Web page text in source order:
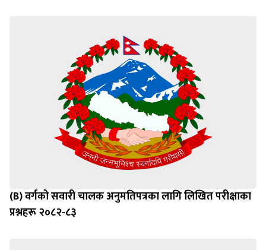
(B) वर्गको सवारी चालक अनुमतिपत्रका लागि लिखित परीक्षाका
प्रश्नहरू २०८२-८३